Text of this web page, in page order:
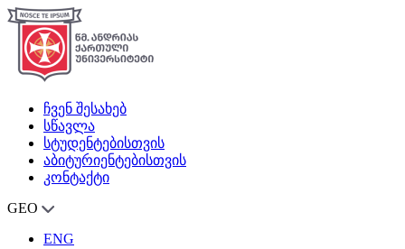
ჩვენ შესახებ
სწავლა
სტუდენტებისთვის
აბიტურიენტებისთვის
კონტაქტი
GEO
ENG